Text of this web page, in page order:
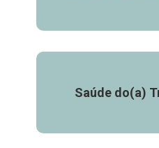
Saúde do(a)